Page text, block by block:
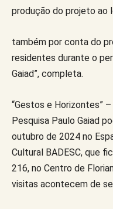
produção do projeto ao
também por conta do
residentes durante o
Gaiad”, completa.
“Gestos e Horizontes”
Pesquisa Paulo Gaiad
outubro de 2024 no
Cultural BADESC, que
216, no Centro de
visitas acontecem de